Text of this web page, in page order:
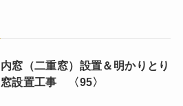
内窓（二重窓）設置＆明かりとり
窓設置工事 〈95〉